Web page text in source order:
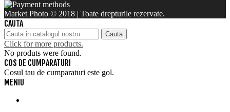
Market Photo © 2018 | Toate drepturile rezervate.
CAUTA
Cauta
Click for more products.
No produts were found.
COS DE CUMPARATURI
Cosul tau de cumparaturi este gol.
MENIU